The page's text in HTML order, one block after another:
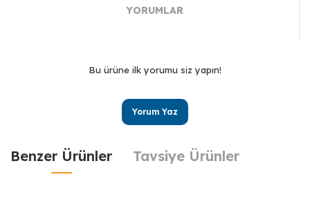
YORUMLAR
Bu ürüne ilk yorumu siz yapın!
Yorum Yaz
Benzer Ürünler Tavsiye Ürünler